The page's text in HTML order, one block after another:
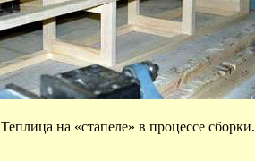
на «стапеле» в процессе сборки.